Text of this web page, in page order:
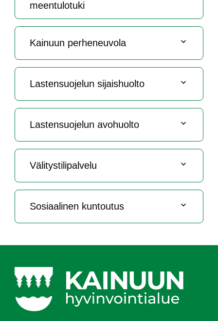
meen­tu­lo­tu­ki
Kai­nuun per­he­neu­vo­la
Las­ten­suo­je­lun si­jais­huol­to
Las­ten­suo­je­lun avo­huol­to
Vä­li­tys­ti­li­pal­ve­lu
So­siaa­li­nen kun­tou­tus